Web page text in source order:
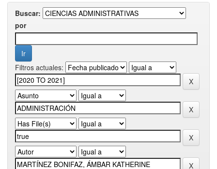
Buscar:
por
Filtros actuales: